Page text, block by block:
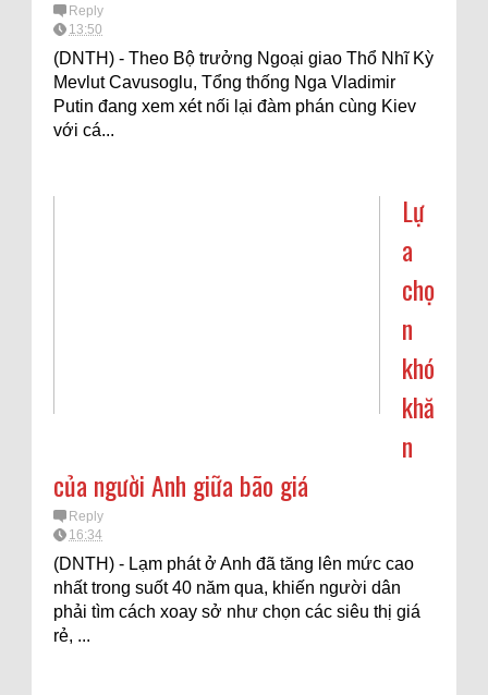
Reply
13:50
(DNTH) - Theo Bộ trưởng Ngoại giao Thổ Nhĩ Kỳ
Mevlut Cavusoglu, Tổng thống Nga Vladimir
Putin đang xem xét nối lại đàm phán cùng Kiev
với cá...
Lự
a
chọ
n
khó
khă
n
của người Anh giữa bão giá
Reply
16:34
(DNTH) - Lạm phát ở Anh đã tăng lên mức cao
nhất trong suốt 40 năm qua, khiến người dân
phải tìm cách xoay sở như chọn các siêu thị giá
rẻ, ...